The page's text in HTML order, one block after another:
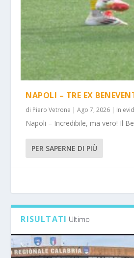
NAPOLI – TRE EX
di Piero Vetrone |Ago 7, 2026 | In
Napoli – Incredibile, ma vero! Il
PER SAPERNE DI PIÙ
RISULTATI Ultimo